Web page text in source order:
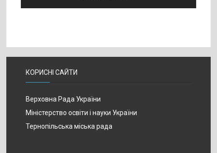
КОРИСНІ САЙТИ
Верховна Рада України
Міністерство освіти і науки України
Тернопільська міська рада